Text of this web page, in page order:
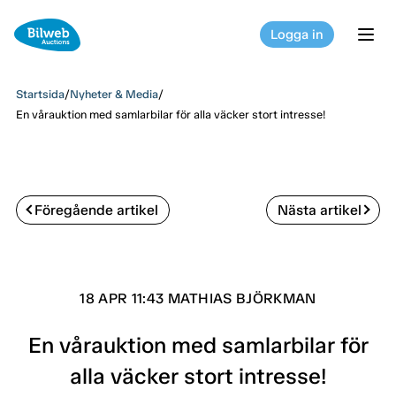
Logga in
Startsida/Nyheter & Media/
En vårauktion med samlarbilar för alla väcker stort intresse!
Föregående artikel Nästa artikel
18 APR 11:43 MATHIAS BJÖRKMAN
En vårauktion med samlarbilar för
alla väcker stort intresse!